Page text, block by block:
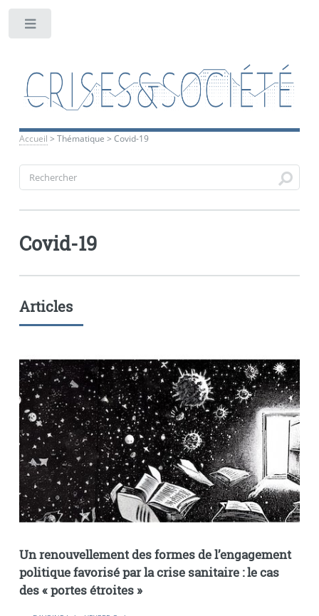
Accueil > Thématique > Covid-19
Covid-19
Articles
Un renouvellement des formes de l’engagement
politique favorisé par la crise sanitaire : le cas
des«portes étroites»